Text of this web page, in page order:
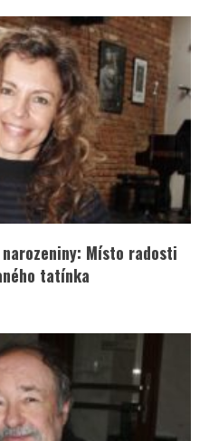
Místo radosti
tatínka